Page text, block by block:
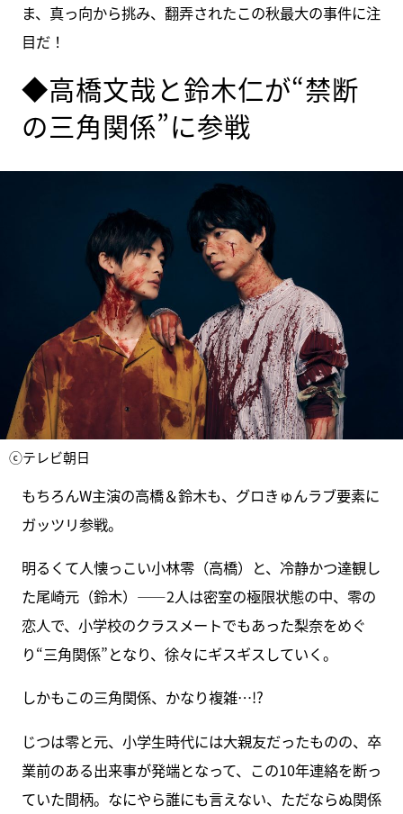
ま、真っ向から挑み、翻弄されたこの秋最大の事件に注
目だ！
◆高橋文哉と鈴木仁が“禁断
の三角関係”に参戦
ⓒテレビ朝日
もちろんW主演の高橋＆鈴木も、グロきゅんラブ要素に
ガッツリ参戦。
明るくて人懐っこい小林零（高橋）と、冷静かつ達観し
た尾崎元（鈴木）――2人は密室の極限状態の中、零の
恋人で、小学校のクラスメートでもあった梨奈をめぐ
り“三角関係”となり、徐々にギスギスしていく。
しかもこの三角関係、かなり複雑…!?
じつは零と元、小学生時代には大親友だったものの、卒
業前のある出来事が発端となって、この10年連絡を断っ
ていた間柄。なにやら誰にも言えない、ただならぬ関係